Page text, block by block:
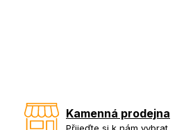
Kamenná prodejna